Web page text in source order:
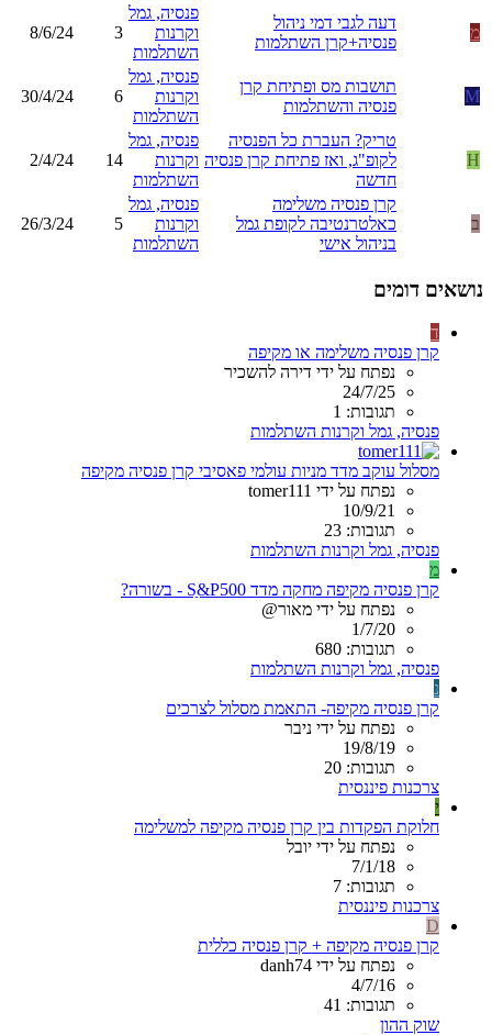
מ
דעה לגבי דמי ניהול
פנסיה+קרן השתלמות
פנסיה, גמל
וקרנות
השתלמות
3
8/6/24
M
תושבות מס ופתיחת קרן
פנסיה והשתלמות
פנסיה, גמל
וקרנות
השתלמות
6
30/4/24
H
טריק? העברת כל הפנסיה
לקופ"ג, ואז פתיחת קרן פנסיה
חדשה
פנסיה, גמל
וקרנות
השתלמות
14
2/4/24
ב
קרן פנסיה משלימה
כאלטרנטיבה לקופת גמל
בניהול אישי
פנסיה, גמל
וקרנות
השתלמות
5
26/3/24
נושאים דומים
ד
קרן פנסיה משלימה או מקיפה
נפתח על ידי דירה להשכיר
24/7/25
תגובות: 1
פנסיה, גמל וקרנות השתלמות
מסלול עוקב מדד מניות עולמי פאסיבי קרן פנסיה מקיפה
נפתח על ידי tomer111
10/9/21
תגובות: 23
פנסיה, גמל וקרנות השתלמות
מ
קרן פנסיה מקיפה מחקה מדד Sַ&P500 - בשורה?
נפתח על ידי מאור@
1/7/20
תגובות: 680
פנסיה, גמל וקרנות השתלמות
נ
קרן פנסיה מקיפה- התאמת מסלול לצרכים
נפתח על ידי ניבר
19/8/19
תגובות: 20
צרכנות פיננסית
י
חלוקת הפקדות בין קרן פנסיה מקיפה למשלימה
נפתח על ידי יובל
7/1/18
תגובות: 7
צרכנות פיננסית
D
קרן פנסיה מקיפה + קרן פנסיה כללית
נפתח על ידי danh74
4/7/16
תגובות: 41
שוק ההון